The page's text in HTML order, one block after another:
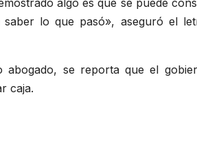
algo es que se puede
lo que pasó», aseguró el
se reporta que el
caja.